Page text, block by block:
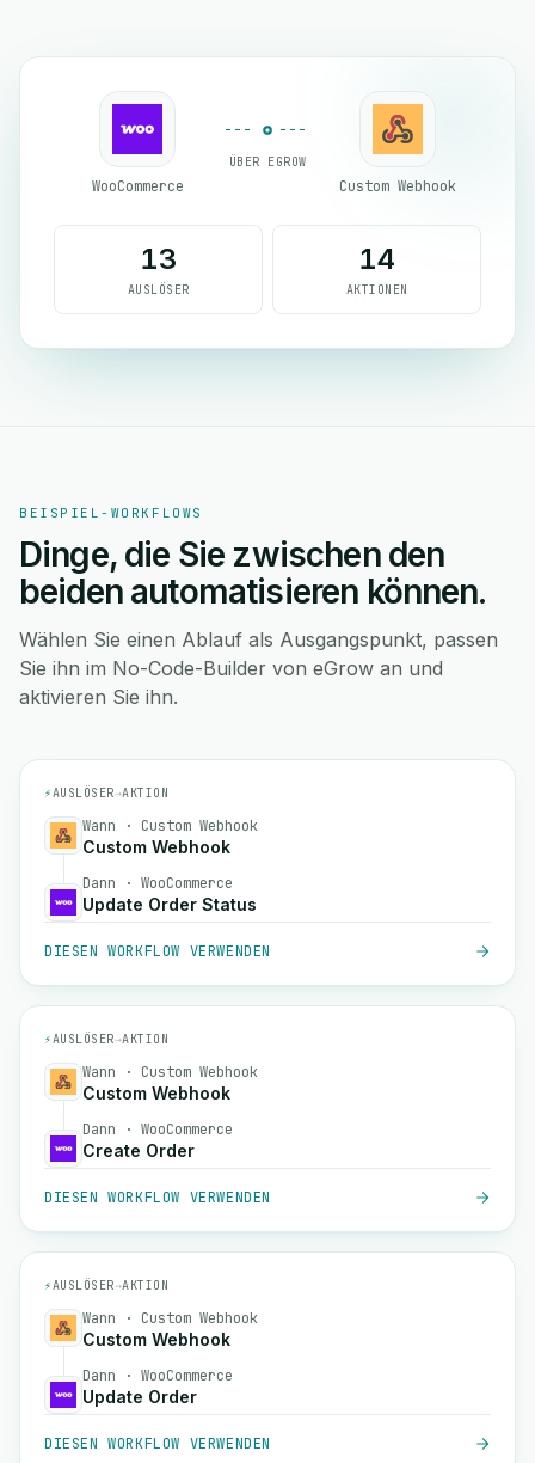
WooCommerce
ÜBER EGROW
Custom Webhook
13
AUSLÖSER
14
AKTIONEN
BEISPIEL-WORKFLOWS
Dinge, die Sie zwischen den
beiden automatisieren können.
Wählen Sie einen Ablauf als Ausgangspunkt, passen
Sie ihn im No-Code-Builder von eGrow an und
aktivieren Sie ihn.
⚡AUSLÖSER→AKTION
Wann · Custom Webhook
Custom Webhook
Dann · WooCommerce
Update Order Status
DIESEN WORKFLOW VERWENDEN
⚡AUSLÖSER→AKTION
Wann · Custom Webhook
Custom Webhook
Dann · WooCommerce
Create Order
DIESEN WORKFLOW VERWENDEN
⚡AUSLÖSER→AKTION
Wann · Custom Webhook
Custom Webhook
Dann · WooCommerce
Update Order
DIESEN WORKFLOW VERWENDEN